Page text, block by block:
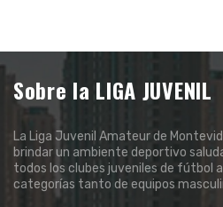
Sobre la LIGA JUVENIL
La Liga Juvenil Amateur de
brindar un ambiente deportivo
todos los clubes juveniles de fútbol
categorías tanto de equipos